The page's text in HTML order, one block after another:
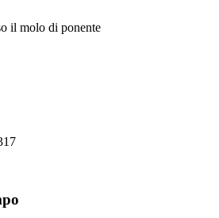
il molo di ponente